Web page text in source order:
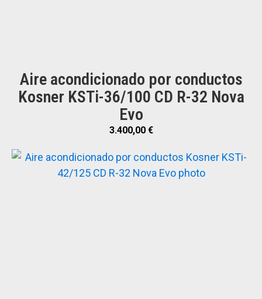
Aire acondicionado por conductos
Kosner KSTi-36/100 CD R-32 Nova
Evo
3.400,00 €